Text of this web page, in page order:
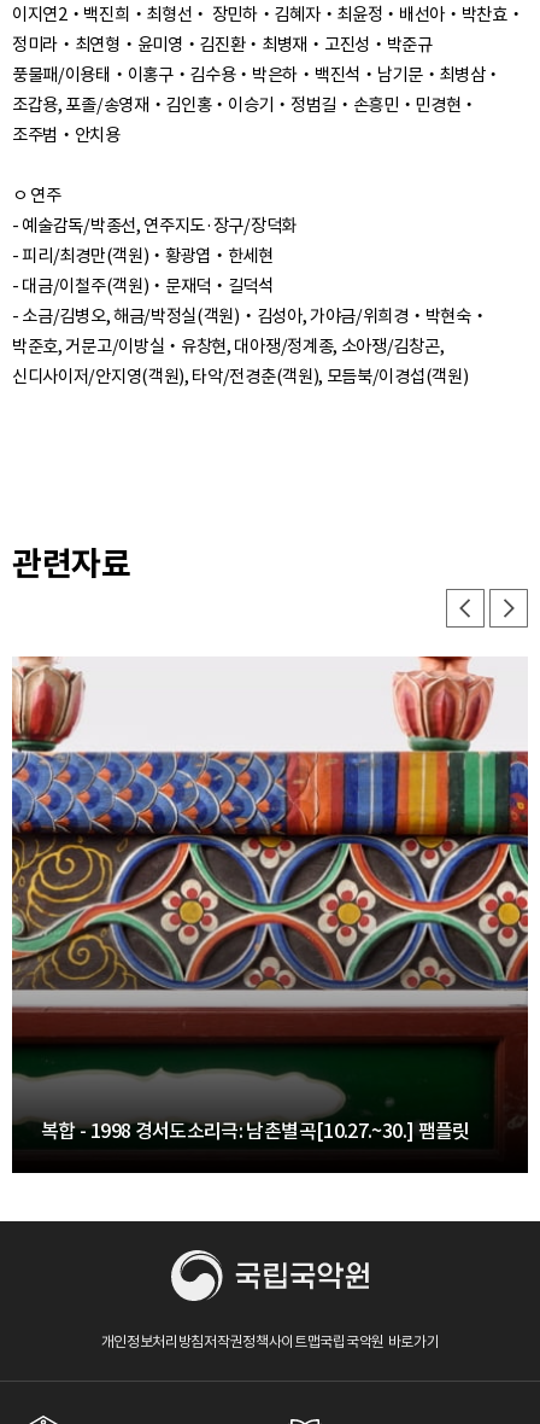
이지연2‧백진희‧최형선‧ 장민하‧김혜자‧최윤정‧배선아‧박찬효‧
정미라‧최연형‧윤미영‧김진환‧최병재‧고진성‧박준규
풍물패/이용태‧이홍구‧김수용‧박은하‧백진석‧남기문‧최병삼‧
조갑용, 포졸/송영재‧김인홍‧이승기‧정범길‧손흥민‧민경현‧
조주범‧안치용
ㅇ 연주
- 예술감독/박종선, 연주지도·장구/장덕화
- 피리/최경만(객원)‧황광엽‧한세현
- 대금/이철주(객원)‧문재덕‧길덕석
- 소금/김병오, 해금/박정실(객원)‧김성아, 가야금/위희경‧박현숙‧
박준호, 거문고/이방실‧유창현, 대아쟁/정계종, 소아쟁/김창곤,
관련자료
복합 - 1998 경서도소리극: 남촌별곡[10.27.~30.] 팸플릿
개인정보처리방침저작권정책사이트맵국립국악원 바로가기